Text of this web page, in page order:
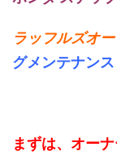
ラッフルズオー
グメンテナンス
まずは、オー